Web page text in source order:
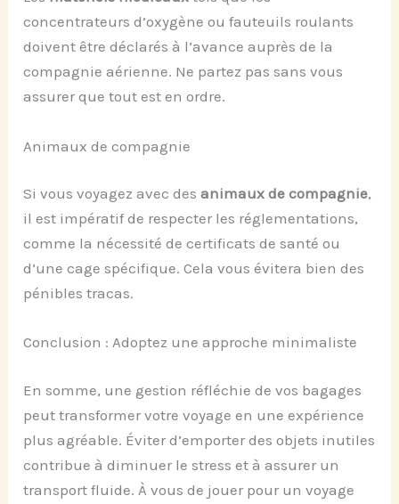
concentrateurs d’oxygène ou fauteuils roulants
doivent être déclarés à l’avance auprès de la
compagnie aérienne. Ne partez pas sans vous
assurer que tout est en ordre.
Animaux de compagnie
Si vous voyagez avec desanimaux de compagnie,
il est impératif de respecter les réglementations,
comme la nécessité de certificats de santé ou
d’une cage spécifique. Cela vous évitera bien des
pénibles tracas.
Conclusion : Adoptez une approche minimaliste
En somme, une gestion réfléchie de vos bagages
peut transformer votre voyage en une expérience
plus agréable. Éviter d’emporter des objets inutiles
contribue à diminuer le stress et à assurer un
transport fluide. À vous de jouer pour un voyage